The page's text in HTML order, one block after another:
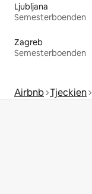
Ljubljana
Semesterboenden
Zagreb
Semesterboenden
Airbnb Tjeckien